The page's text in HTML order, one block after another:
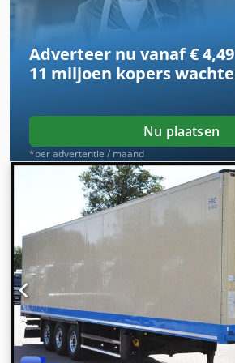
Adverteer nu vanaf € 4,49
11 miljoen kopers
Nu plaatsen
*per advertentie / maand